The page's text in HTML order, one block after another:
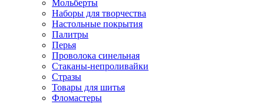
Мольберты
Наборы для творчества
Настольные покрытия
Палитры
Перья
Проволока синельная
Стаканы-непроливайки
Стразы
Товары для шитья
Фломастеры